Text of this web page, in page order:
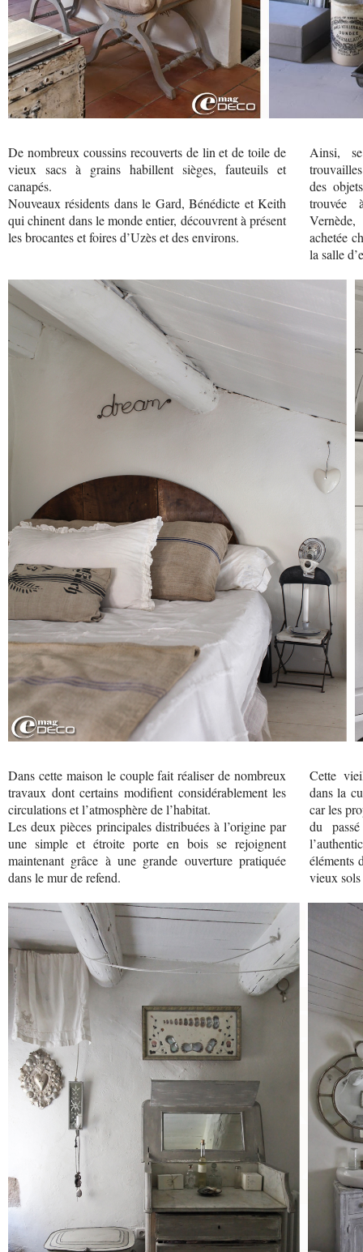
De nombreux coussins recouverts de lin et de toile de
vieux sacs à grains habillent sièges, fauteuils et
canapés.
Nouveaux résidents dans le Gard, Bénédicte et Keith
qui chinent dans le monde entier, découvrent à présent
les brocantes et foires d’Uzès et des environs.
Ainsi,
des
trouvée
achetée
la salle
Dans cette maison le couple fait réaliser de nombreux
travaux dont certains modifient considérablement les
circulations et l’atmosphère de l’habitat.
Les deux pièces principales distribuées à l’origine par
une simple et étroite porte en bois se rejoignent
maintenant grâce à une grande ouverture pratiquée
dans le mur de refend.
Cette
dans la
car les
du
éléments
vieux sols